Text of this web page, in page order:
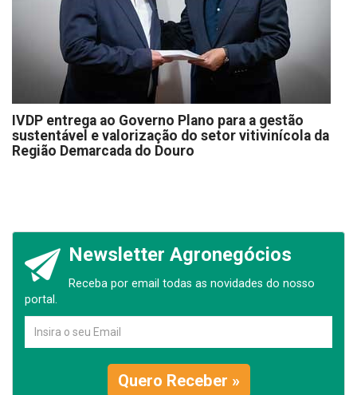
IVDP entrega ao Governo Plano para a gestão
sustentável e valorização do setor vitivinícola da
Região Demarcada do Douro
Newsletter Agronegócios
Receba por email todas as novidades do nosso
portal.
Quero Receber »